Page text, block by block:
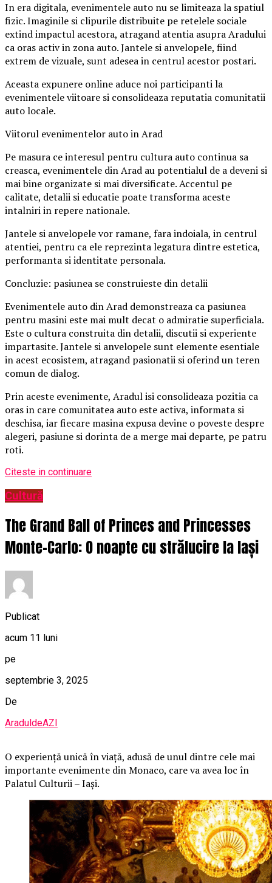
In era digitala, evenimentele auto nu se limiteaza la spatiul
fizic. Imaginile si clipurile distribuite pe retelele sociale
extind impactul acestora, atragand atentia asupra Aradului
ca oras activ in zona auto. Jantele si anvelopele, fiind
extrem de vizuale, sunt adesea in centrul acestor postari.
Aceasta expunere online aduce noi participanti la
evenimentele viitoare si consolideaza reputatia comunitatii
auto locale.
Viitorul evenimentelor auto in Arad
Pe masura ce interesul pentru cultura auto continua sa
creasca, evenimentele din Arad au potentialul de a deveni si
mai bine organizate si mai diversificate. Accentul pe
calitate, detalii si educatie poate transforma aceste
intalniri in repere nationale.
Jantele si anvelopele vor ramane, fara indoiala, in centrul
atentiei, pentru ca ele reprezinta legatura dintre estetica,
performanta si identitate personala.
Concluzie: pasiunea se construieste din detalii
Evenimentele auto din Arad demonstreaza ca pasiunea
pentru masini este mai mult decat o admiratie superficiala.
Este o cultura construita din detalii, discutii si experiente
impartasite. Jantele si anvelopele sunt elemente esentiale
in acest ecosistem, atragand pasionatii si oferind un teren
comun de dialog.
Prin aceste evenimente, Aradul isi consolideaza pozitia ca
oras in care comunitatea auto este activa, informata si
deschisa, iar fiecare masina expusa devine o poveste despre
alegeri, pasiune si dorinta de a merge mai departe, pe patru
roti.
Citeste in continuare
Cultură
The Grand Ball of Princes and Princesses
Monte-Carlo: O noapte cu strălucire la Iași
Publicat
acum 11 luni
pe
septembrie 3, 2025
De
AraduldeAZI
O experiență unică în viață, adusă de unul dintre cele mai
importante evenimente din Monaco, care va avea loc în
Palatul Culturii – Iași.